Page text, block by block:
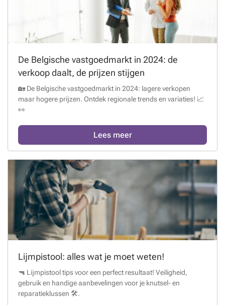
De Belgische vastgoedmarkt in 2024: de
verkoop daalt, de prijzen stijgen
🏡 De Belgische vastgoedmarkt in 2024: lagere verkopen
maar hogere prijzen. Ontdek regionale trends en variaties! 📈
👀
Lees meer
Lijmpistool: alles wat je moet weten!
🔫 Lijmpistool tips voor een perfect resultaat! Veiligheid,
gebruik en handige aanbevelingen voor je knutsel- en
reparatieklussen 🛠️.